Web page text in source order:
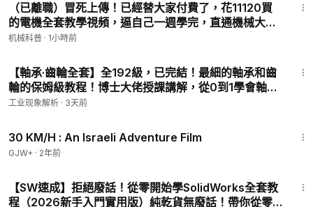
（已離職）冒死上傳！已經替大家付費了，花11120買
的電機全套教學視頻，逼自己一週學完，直通機械大
佬！從0基礎小白到自由產糧只要這套就夠了！ P12 -
机械科普 · 1小時前
【軸承·齒輪全套】全192級，已完結！最細的軸承和齒
輪的保姆級教程！博士大佬授課講解，從0到1學會軸承
和齒輪的全部知識！ P4 - 軸承——不同種類的軸承的基
工业现象解析 · 3天前
30 KM/H : An Israeli Adventure Film
GJW+ · 2年前
【SW速成】拒絕廢話！從零開始學SolidWorks全套教
程（2026新手入門實用版）純乾貨無廢話！帶你從零